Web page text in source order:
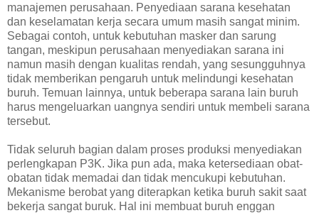
manajemen perusahaan. Penyediaan sarana kesehatan
dan keselamatan kerja secara umum masih sangat minim.
Sebagai contoh, untuk kebutuhan masker dan sarung
tangan, meskipun perusahaan menyediakan sarana ini
namun masih dengan kualitas rendah, yang sesungguhnya
tidak memberikan pengaruh untuk melindungi kesehatan
buruh. Temuan lainnya, untuk beberapa sarana lain buruh
harus mengeluarkan uangnya sendiri untuk membeli sarana
tersebut.
Tidak seluruh bagian dalam proses produksi menyediakan
perlengkapan P3K. Jika pun ada, maka ketersediaan obat-
obatan tidak memadai dan tidak mencukupi kebutuhan.
Mekanisme berobat yang diterapkan ketika buruh sakit saat
bekerja sangat buruk. Hal ini membuat buruh enggan